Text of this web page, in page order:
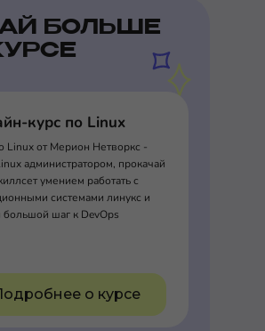
БОЛЬШЕ
курс по Linux
Linux от Мерион Нетворкс -
администратором, прокачай
умением работать с
системами линукс и
большой шаг к DevOps
о курсе